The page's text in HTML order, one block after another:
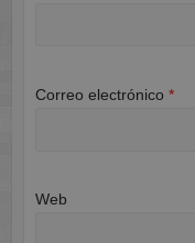
Correo electrónico *
Web